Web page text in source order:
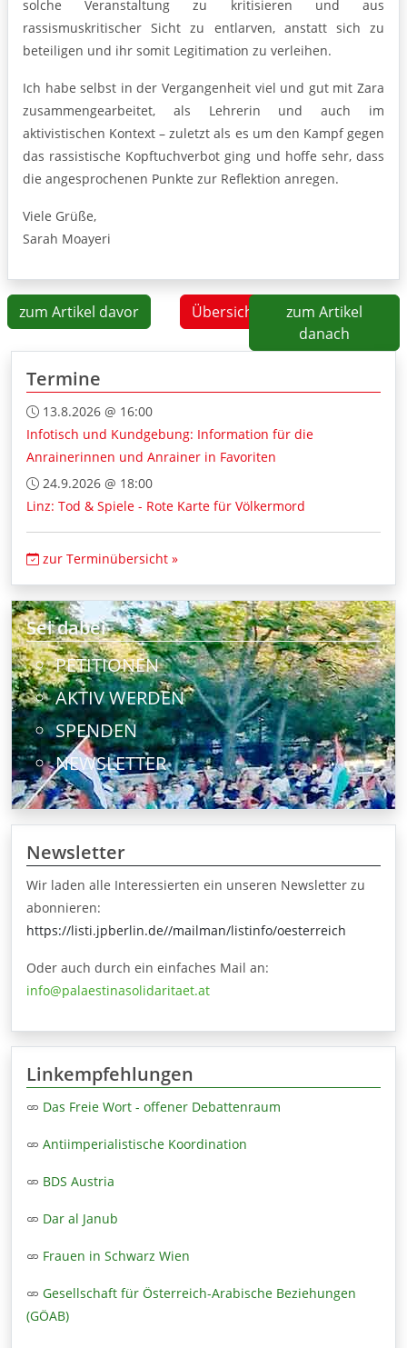
solche Veranstaltung zu kritisieren und aus
rassismuskritischer Sicht zu entlarven, anstatt sich zu
beteiligen und ihr somit Legitimation zu verleihen.
Ich habe selbst in der Vergangenheit viel und gut mit Zara
zusammengearbeitet, als Lehrerin und auch im
aktivistischen Kontext – zuletzt als es um den Kampf gegen
das rassistische Kopftuchverbot ging und hoffe sehr, dass
die angesprochenen Punkte zur Reflektion anregen.
Viele Grüße,
Sarah Moayeri
zum Artikel davor Übersicht
zum Artikel
danach
Termine
13.8.2026 @ 16:00
Infotisch und Kundgebung: Information für die
Anrainerinnen und Anrainer in Favoriten
24.9.2026 @ 18:00
Linz: Tod & Spiele - Rote Karte für Völkermord
zur Terminübersicht »
Sei dabei
PETITIONEN
AKTIV WERDEN
SPENDEN
NEWSLETTER
Newsletter
Wir laden alle Interessierten ein unseren Newsletter zu
abonnieren:
https://listi.jpberlin.de//mailman/listinfo/oesterreich
Oder auch durch ein einfaches Mail an:
info@palaestinasolidaritaet.at
Linkempfehlungen
Das Freie Wort - offener Debattenraum
Antiimperialistische Koordination
BDS Austria
Dar al Janub
Frauen in Schwarz Wien
Gesellschaft für Österreich-Arabische Beziehungen
(GÖAB)